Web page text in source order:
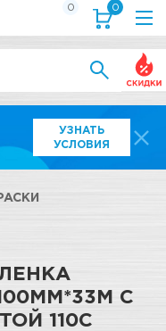
УЗНАТЬ
УСЛОВИЯ
0 0
С
110С